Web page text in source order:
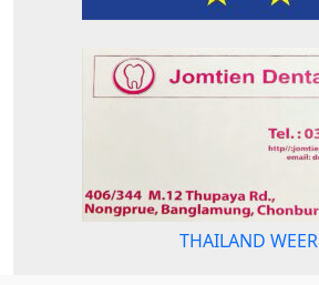
THAILAND WEER